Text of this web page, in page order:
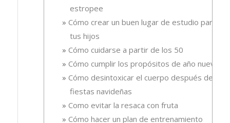
estropee
Cómo crear un buen lugar de estudio para
tus hijos
Cómo cuidarse a partir de los 50
Cómo cumplir los propósitos de año nuevo
Cómo desintoxicar el cuerpo después de las
fiestas navideñas
Como evitar la resaca con fruta
Cómo hacer un plan de entrenamiento